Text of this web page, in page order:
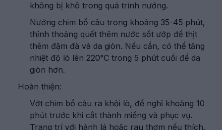
không bị khô trong quá trình nướng.
Nướng chim bồ câu trong khoảng 35-45 phút,
thỉnh thoảng quết thêm nước sốt ướp để thịt
thêm đậm đà và da giòn. Nếu cần, có thể tăng
nhiệt độ lò lên 220°C trong 5 phút cuối để da
giòn hơn.
Hoàn thiện:
Vớt chim bồ câu ra khỏi lò, để nghỉ khoảng 10
phút trước khi cắt thành miếng và phục vụ.
Trang trí với hành lá hoặc rau thơm nếu thích.